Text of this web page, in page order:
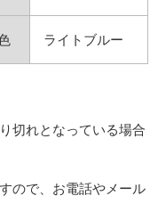
ライトブルー
切れとなっている場合
ので、お電話やメール